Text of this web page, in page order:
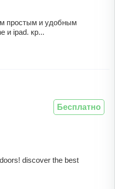
простым и удобным
и ipad. кр...
discover the best
Бесплатно